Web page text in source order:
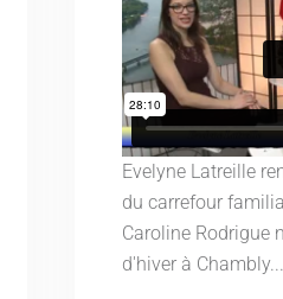
Evelyne Latreille
du carrefour
Caroline Rodrigue
d'hiver à